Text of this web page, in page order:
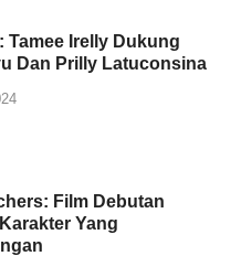
Tamee Irelly Dukung
Dan Prilly Latuconsina
Film Debutan
Yang